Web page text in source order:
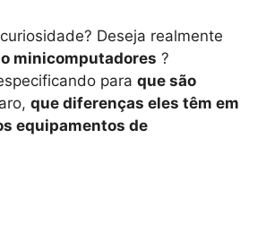
Deseja realmente
minicomputadores ?
para que são
que diferenças eles têm em
equipamentos de